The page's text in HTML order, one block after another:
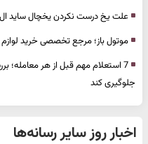
علت یخ درست نکردن یخچال ساید
موتول باز؛ مرجع تخصصی خرید
7 استعلام مهم قبل از هر معامله؛
جلوگیری کند